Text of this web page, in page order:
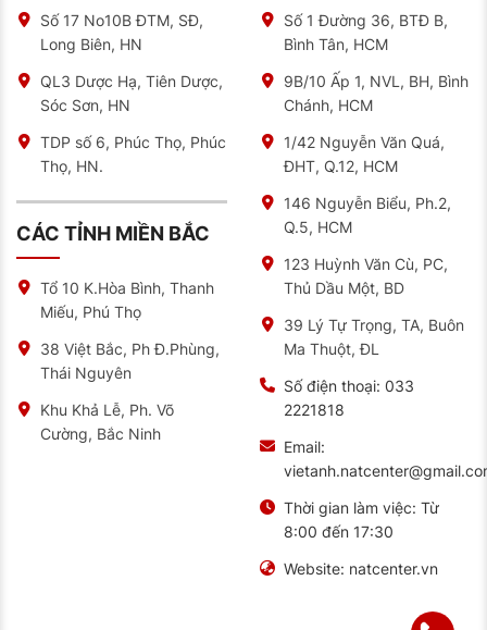
Số 17 No10B ĐTM, SĐ,
Long Biên, HN
QL3 Dược Hạ, Tiên Dược,
Sóc Sơn, HN
TDP số 6, Phúc Thọ, Phúc
Thọ, HN.
CÁC TỈNH MIỀN BẮC
Tổ 10 K.Hòa Bình, Thanh
Miếu, Phú Thọ
38 Việt Bắc, Ph Đ.Phùng,
Thái Nguyên
Khu Khả Lễ, Ph. Võ
Cường, Bắc Ninh
Số 1 Đường 36, BTĐ B,
Bình Tân, HCM
9B/10 Ấp 1, NVL, BH, Bình
Chánh, HCM
1/42 Nguyễn Văn Quá,
ĐHT, Q.12, HCM
146 Nguyễn Biểu, Ph.2,
Q.5, HCM
123 Huỳnh Văn Cù, PC,
Thủ Dầu Một, BD
39 Lý Tự Trọng, TA, Buôn
Ma Thuột, ĐL
Số điện thoại: 033
2221818
Email:
Thời gian làm việc: Từ
8:00 đến 17:30
Website: natcenter.vn